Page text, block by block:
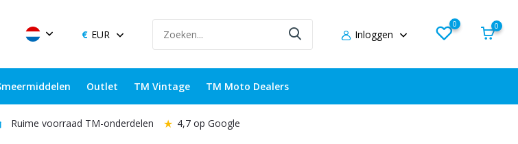
EUR Inloggen
0 0
Outlet TM Vintage TM Moto Dealers
Ruime voorraad TM-onderdelen ★ 4,7 op Google